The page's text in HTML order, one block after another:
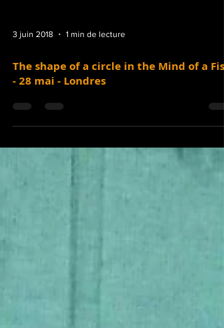
3 juin 2018 1 min de lecture
The shape of a circle in the Mind of a Fish
- 28 mai - Londres